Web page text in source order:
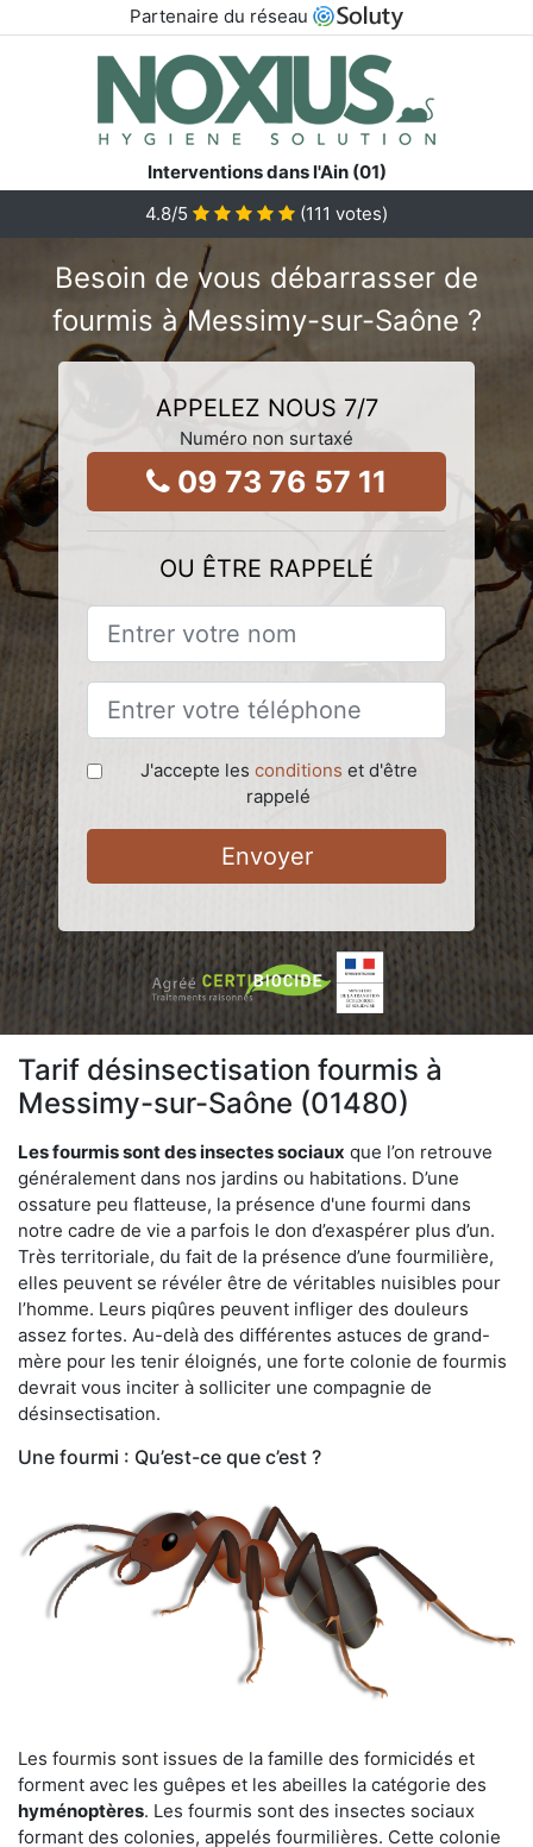
Partenaire du réseau
Interventions dans l'Ain (01)
4.8/5 (111 votes)
Besoin de vous débarrasser de
fourmis à Messimy-sur-Saône ?
APPELEZ NOUS 7/7
Numéro non surtaxé
09 73 76 57 11
OU ÊTRE RAPPELÉ
J'accepte les conditions et d'être
rappelé
Envoyer
Tarif désinsectisation fourmis à
Messimy-sur-Saône (01480)
Les fourmis sont des insectes sociaux que l’on retrouve
généralement dans nos jardins ou habitations. D’une
ossature peu flatteuse, la présence d'une fourmi dans
notre cadre de vie a parfois le don d’exaspérer plus d’un.
Très territoriale, du fait de la présence d’une fourmilière,
elles peuvent se révéler être de véritables nuisibles pour
l’homme. Leurs piqûres peuvent infliger des douleurs
assez fortes. Au-delà des différentes astuces de grand-
mère pour les tenir éloignés, une forte colonie de fourmis
devrait vous inciter à solliciter une compagnie de
désinsectisation.
Une fourmi : Qu’est-ce que c’est ?
Les fourmis sont issues de la famille des formicidés et
forment avec les guêpes et les abeilles la catégorie des
hyménoptères. Les fourmis sont des insectes sociaux
formant des colonies, appelés fourmilières. Cette colonie